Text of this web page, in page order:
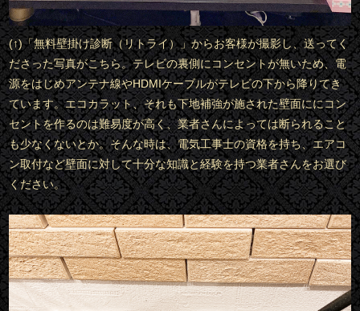
(↑)「無料壁掛け診断（リトライ）」からお客様が撮影し、送ってく
ださった写真がこちら。テレビの裏側にコンセントが無いため、電
源をはじめアンテナ線やHDMIケーブルがテレビの下から降りてき
ています。エコカラット、それも下地補強が施された壁面ににコン
セントを作るのは難易度が高く、業者さんによっては断られること
も少なくないとか。そんな時は、電気工事士の資格を持ち、エアコ
ン取付など壁面に対して十分な知識と経験を持つ業者さんをお選び
ください。